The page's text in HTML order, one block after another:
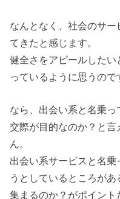
なんとなく、社会のサ
てきたと感じます。
健全さをアピールした
っているように思うので
なら、出会い系と名乗
交際が目的なのか？と
ん。
出会い系サービスと名
うとしているところが
集まるのか？がポイント